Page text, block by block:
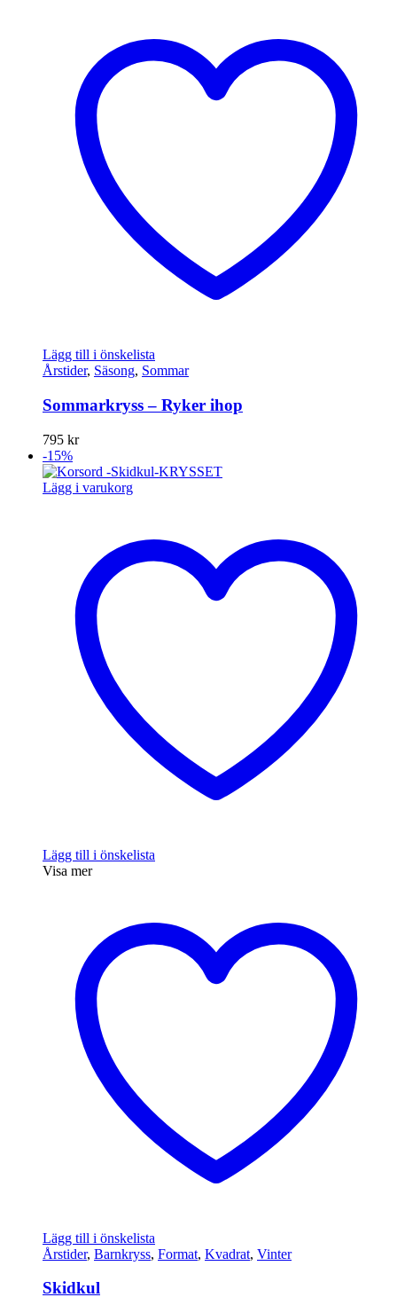
Lägg till i önskelista
Årstider, Säsong, Sommar
Sommarkryss – Ryker ihop
795 kr
-15%
Lägg i varukorg
Lägg till i önskelista
Visa mer
Lägg till i önskelista
Årstider, Barnkryss, Format, Kvadrat, Vinter
Skidkul